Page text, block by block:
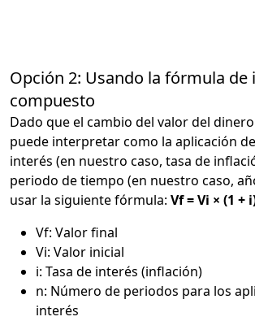
Opción 2: Usando la fórmula de
compuesto
Dado que el cambio del valor del
puede interpretar como la aplicación
interés (en nuestro caso, tasa de
periodo de tiempo (en nuestro caso,
usar la siguiente fórmula: Vf = Vi × (1 +
Vf: Valor final
Vi: Valor inicial
i: Tasa de interés (inflación)
n: Número de periodos para los
interés